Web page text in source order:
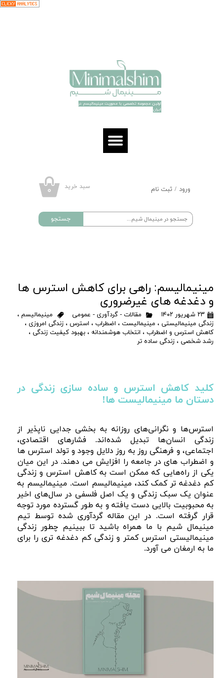
۰ سبد خرید
اولین مجموعه تخصصی با محوریت مینیمالیسم در
ایران​​​​​​​
جستجو
ورود / ثبت نام
خروج از حساب کاربری
مینیمالیسم: راهی برای کاهش استرس ها
و دغدغه های غیرضروری
۲۳ شهریور ۱۴۰۲ مقالات - گردآوری - عمومی مینیمالیسم ،
زندگی مینیمالیستی ، مینیمالیست ، اضطراب ، استرس ، زندگی امروزی ،
کاهش استرس و اضطراب ، انتخاب‌ هوشمندانه ، بهبود کیفیت زندگی ،
رشد شخصی ، زندگی ساده تر
کلید کاهش استرس و ساده سازی زندگی در
دستان ما مینیمالیست ها!
استرس‌ها و نگرانی‌های روزانه به بخشی جدایی ناپذیر از
زندگی انسان‌ها تبدیل شده‌اند. فشارهای اقتصادی،
اجتماعی، و فرهنگی روز به روز دلایل وجود و تولد استرس ها
و اضطراب های در جامعه را افزایش می دهند. در این میان
یکی از راه‌هایی که ممکن است به کاهش استرس و زندگی
کم دغدغه تر کمک کند، مینیمالیسم است. مینیمالیسم به
عنوان یک سبک زندگی و یک اصل فلسفی در سال‌های اخیر
به محبوبیت بالایی دست یافته و به طور گسترده مورد توجه
قرار گرفته است. در این مقاله گردآوری شده توسط تیم
مینیمال شیم با ما همراه باشید تا ببینیم چطور زندگی
مینیمالیستی استرس کمتر و زندگی کم دغدغه تری را برای
ما به ارمغان می آورد.